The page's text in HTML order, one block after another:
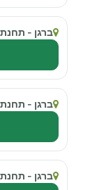
ברגן -
ברגן -
ברגן -